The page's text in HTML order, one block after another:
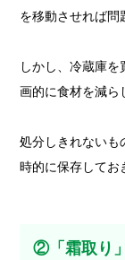
を移動させれば問
しかし、冷蔵庫
画的に食材を減ら
処分しきれないも
時的に保存してお
②「霜取り